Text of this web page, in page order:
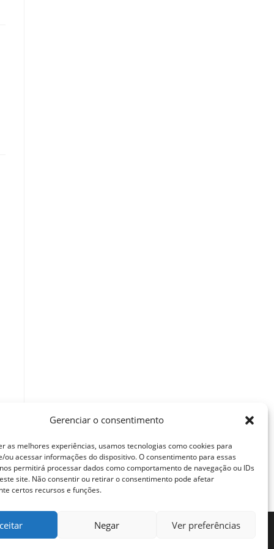
Gerenciar o consentimento
as melhores experiências, usamos tecnologias como cookies para
ou acessar informações do dispositivo. O consentimento para essas
permitirá processar dados como comportamento de navegação ou IDs
site. Não consentir ou retirar o consentimento pode afetar
certos recursos e funções.
Negar Ver preferências